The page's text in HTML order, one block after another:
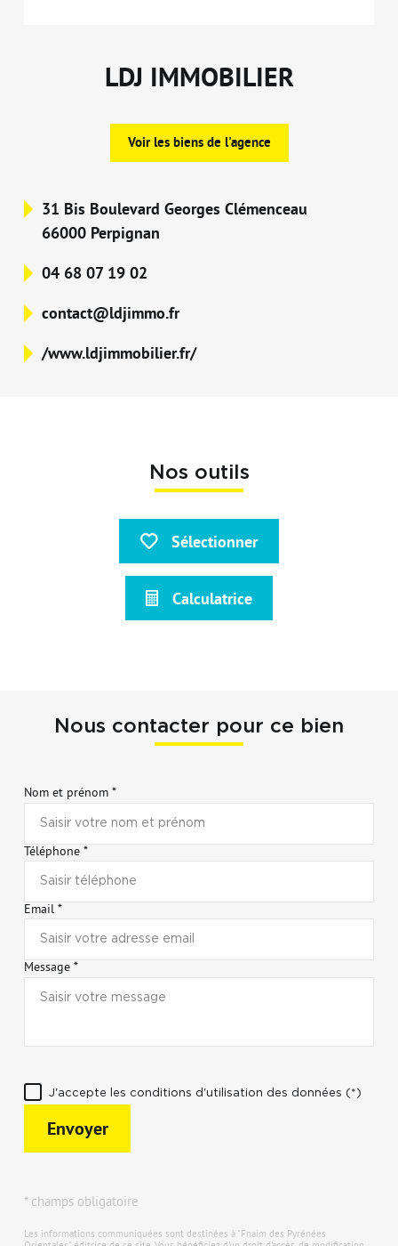
LDJ IMMOBILIER
Voir les biens de l'agence
31 Bis Boulevard Georges Clémenceau
66000 Perpignan
04 68 07 19 02
contact@ldjimmo.fr
/www.ldjimmobilier.fr/
Nos outils
Sélectionner
Calculatrice
Nous contacter pour ce bien
Nom et prénom *
Téléphone *
Email *
Message *
J'accepte les conditions d'utilisation des données (*)
Envoyer
* champs obligatoire
Les informations communiquées sont destinées à "Fnaim des Pyrénées